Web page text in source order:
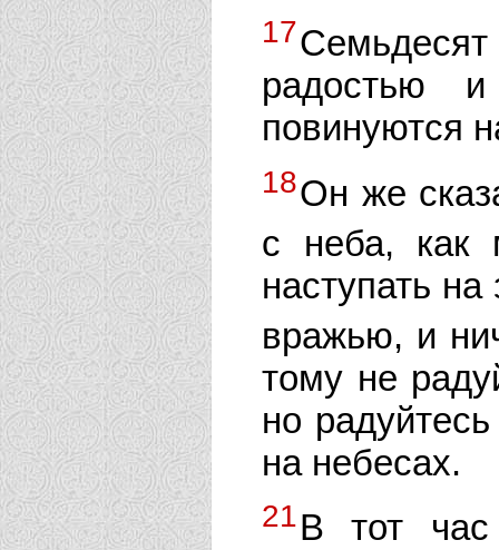
17
радостью
повинуются
18Он же
с неба,
наступать
вражью, и
тому не
но
на небесах.
21В тот час